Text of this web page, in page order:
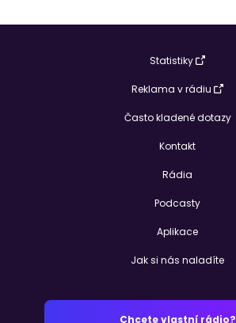
Statistiky
Reklama v rádiu
Často kladené dotazy
Kontakt
Rádia
Podcasty
Aplikace
Jak si nás naladíte
Chcete vlastní rádio?